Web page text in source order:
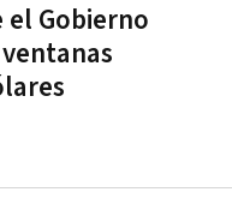
el Gobierno